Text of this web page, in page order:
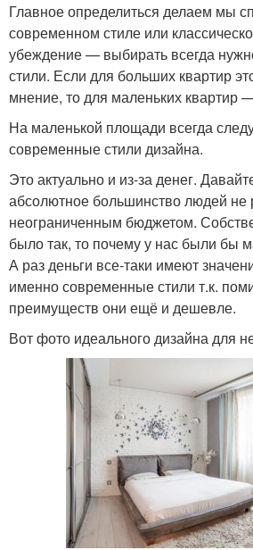
Главное определиться делаем мы
современном стиле или
убеждение — выбирать всегда
стили. Если для больших квартир
мнение, то для маленьких квартир
На маленькой площади всегда
современные стили дизайна.
Это актуально и из-за денег.
абсолютное большинство людей не
неограниченным бюджетом.
было так, то почему у нас были бы
А раз деньги все-таки имеют
именно современные стили т.к.
преимуществ они ещё и дешевле.
Вот фото идеального дизайна для